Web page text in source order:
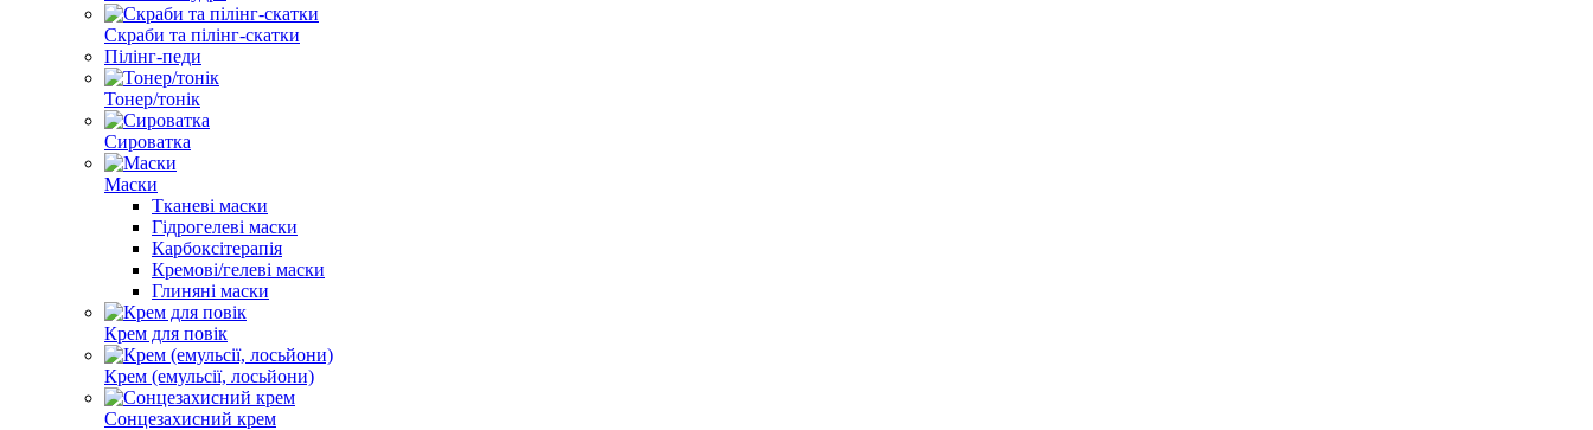
Скраби та пілінг-скатки
Пілінг-педи
Тонер/тонік
Сироватка
Маски
Тканеві маски
Гідрогелеві маски
Карбоксітерапія
Кремові/гелеві маски
Глиняні маски
Крем для повік
Крем (емульсії, лосьйони)
Сонцезахисний крем